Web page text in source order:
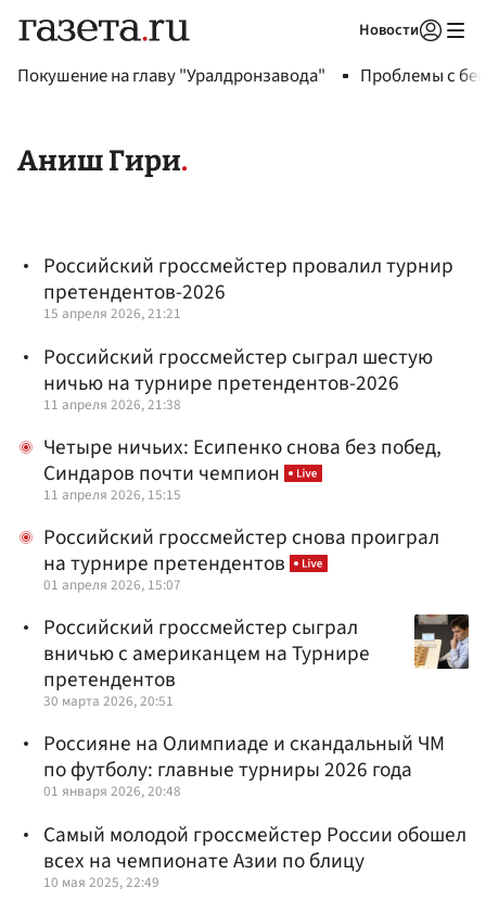
Новости
Покушение на главу "Уралдронзавода" Проблемы с
Аниш Гири
Российский гроссмейстер провалил турнир
претендентов-2026
15 апреля 2026, 21:21
Российский гроссмейстер сыграл шестую
ничью на турнире претендентов-2026
11 апреля 2026, 21:38
Четыре ничьих: Есипенко снова без побед,
Синдаров почти чемпион
11 апреля 2026, 15:15
Российский гроссмейстер снова проиграл
на турнире претендентов
01 апреля 2026, 15:07
Российский гроссмейстер сыграл
вничью с американцем на Турнире
претендентов
30 марта 2026, 20:51
Россияне на Олимпиаде и скандальный ЧМ
по футболу: главные турниры 2026 года
01 января 2026, 20:48
Самый молодой гроссмейстер России обошел
всех на чемпионате Азии по блицу
10 мая 2025, 22:49